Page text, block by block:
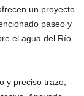
un proyecto
paseo y
el agua del Río
y preciso trazo,